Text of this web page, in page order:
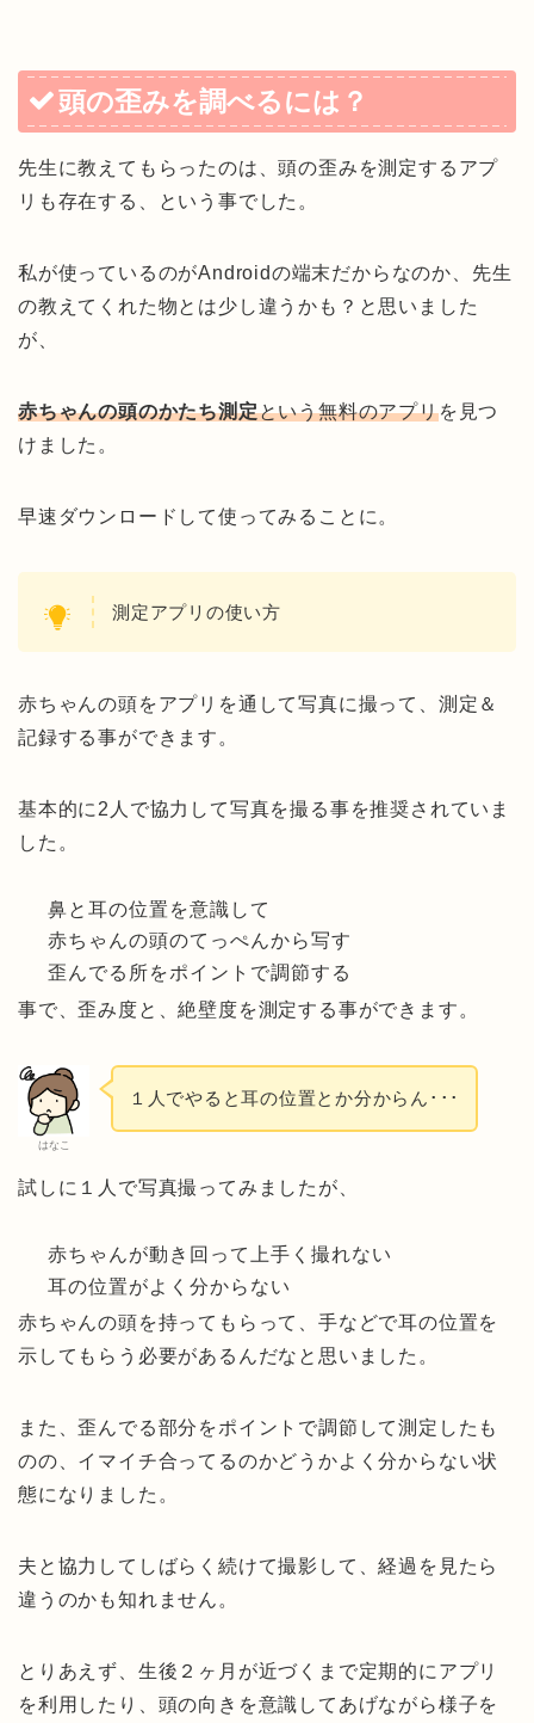
頭の歪みを調べるには？
先生に教えてもらったのは、頭の歪みを測定するアプ
リも存在する、という事でした。
私が使っているのがAndroidの端末だからなのか、先生
の教えてくれた物とは少し違うかも？と思いました
が、
赤ちゃんの頭のかたち測定という無料のアプリを見つ
けました。
早速ダウンロードして使ってみることに。
測定アプリの使い方
赤ちゃんの頭をアプリを通して写真に撮って、測定＆
記録する事ができます。
基本的に2人で協力して写真を撮る事を推奨されていま
した。
鼻と耳の位置を意識して
赤ちゃんの頭のてっぺんから写す
歪んでる所をポイントで調節する
事で、歪み度と、絶壁度を測定する事ができます。
はなこ
１人でやると耳の位置とか分からん･･･
試しに１人で写真撮ってみましたが、
赤ちゃんが動き回って上手く撮れない
耳の位置がよく分からない
赤ちゃんの頭を持ってもらって、手などで耳の位置を
示してもらう必要があるんだなと思いました。
また、歪んでる部分をポイントで調節して測定したも
のの、イマイチ合ってるのかどうかよく分からない状
態になりました。
夫と協力してしばらく続けて撮影して、経過を見たら
違うのかも知れません。
とりあえず、生後２ヶ月が近づくまで定期的にアプリ
を利用したり、頭の向きを意識してあげながら様子を